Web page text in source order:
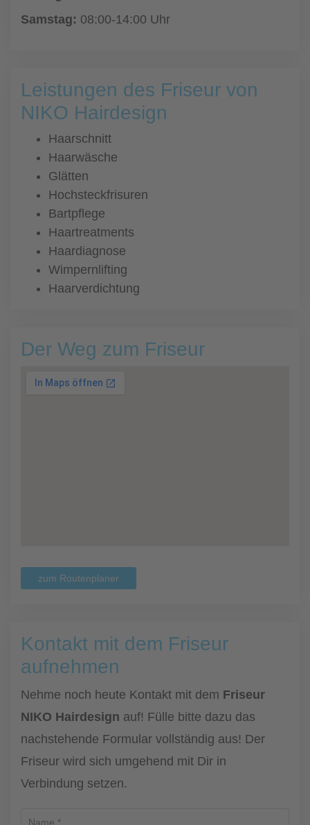
Samstag: 08:00-14:00 Uhr
Leistungen des Friseur von
NIKO Hairdesign
Haarschnitt
Haarwäsche
Glätten
Hochsteckfrisuren
Bartpflege
Haartreatments
Haardiagnose
Wimpernlifting
Haarverdichtung
Der Weg zum Friseur
zum Routenplaner
Kontakt mit dem Friseur
aufnehmen
Nehme noch heute Kontakt mit dem Friseur
NIKO Hairdesign auf! Fülle bitte dazu das
nachstehende Formular vollständig aus! Der
Friseur wird sich umgehend mit Dir in
Verbindung setzen.